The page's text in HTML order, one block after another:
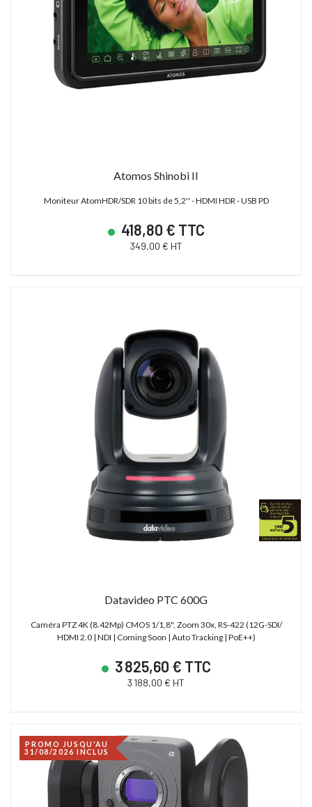
Atomos Shinobi II
Moniteur AtomHDR/SDR 10 bits de 5,2'' - HDMI HDR - USB PD
418,80 € TTC
349,00 € HT
Datavideo PTC 600G
Caméra PTZ 4K (8.42Mp) CMOS 1/1,8", Zoom 30x, RS-422 (12G-SDI/
HDMI 2.0 | NDI | Coming Soon | Auto Tracking | PoE++)
3 825,60 € TTC
3 188,00 € HT
PROMO JUSQU'AU
31/08/2026 INCLUS